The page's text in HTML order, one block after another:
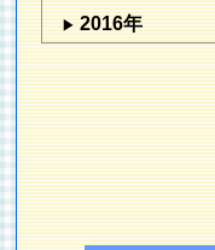
2016年